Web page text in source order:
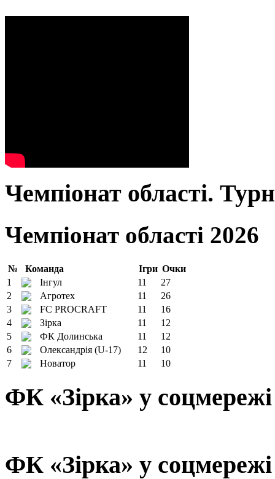
Чемпіонат області.
Чемпіонат області 2026
№ Команда Ігри Очки
1
Інгул 11
27
2
Агротех 11
26
3
FC PROCRAFT 11
16
4
Зірка 11
12
5
ФК Долинська 11
12
6
Олександрія (U-17) 12
10
7
Новатор 11 10
ФК «Зірка» у
ФК «Зірка» у